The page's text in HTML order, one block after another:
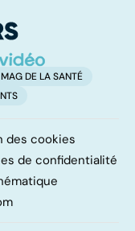
DE LA SANTÉ
des cookies
de confidentialité